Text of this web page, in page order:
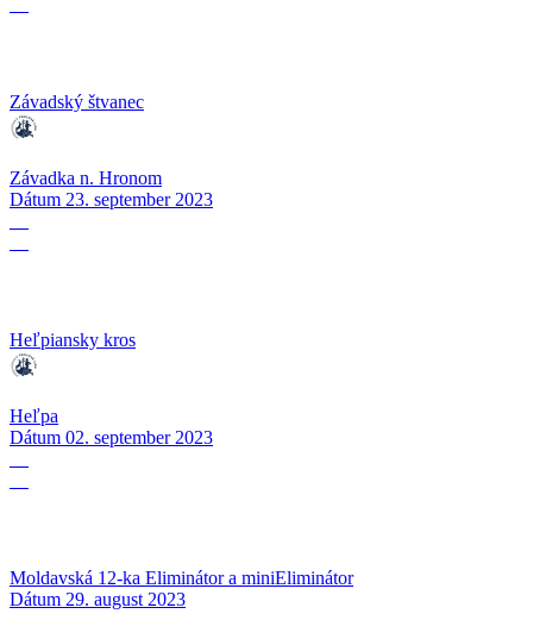
Závadský štvanec
Závadka n. Hronom
Dátum 23. september 2023
Heľpiansky kros
Heľpa
Dátum 02. september 2023
Moldavská 12-ka Eliminátor a miniEliminátor
Dátum 29. august 2023